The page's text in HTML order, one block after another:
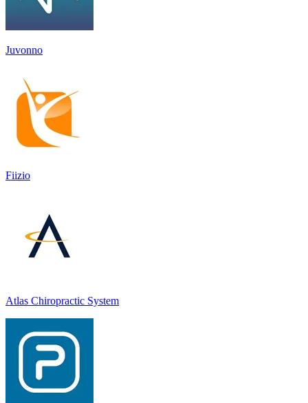
Juvonno
Fiizio
Atlas Chiropractic System